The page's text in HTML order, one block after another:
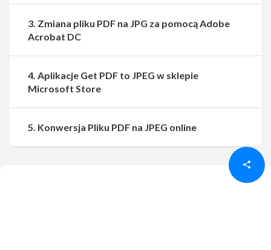
Udostępnij Udostępnij
3. Zmiana pliku PDF na JPG za pomocą Adobe
Acrobat DC
4. Aplikacje Get PDF to JPEG w sklepie
Microsoft Store
5. Konwersja Pliku PDF na JPEG online